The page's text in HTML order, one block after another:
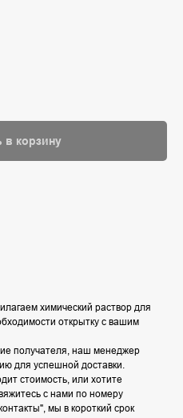
в корзину
химический раствор для
открытку с вашим
получателя, наш менеджер
для успешной доставки.
стоимость, или хотите
с нами по номеру
мы в короткий срок